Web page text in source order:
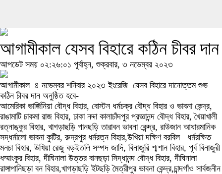
আগামীকাল যেসব বিহারে কঠিন চীবর দান
আপডেট সময় ০২:২৬:০১ পূর্বাহ্ন, শুক্রবার, ৩ নভেম্বর ২০২৩
আগামীকাল ৪ নভেম্বর শনিবার ২০২৩ ইংরেজি যেসব বিহারে দানোত্তম শুভ
কঠিন চীবর দান অনুষ্ঠিত হবে-
আমেরিকা ভার্জিনিয়া বৌদ্ধ বিহার, বোস্টন ধর্মচক্র বৌদ্ধ বিহার ও ভাবনা কেন্দ্র,
রাঙামাটি চাকমা রাজ বিহার, ঢাকা নদ্দা কালাচাঁদপুর প্রজ্ঞানন্দ বৌদ্ধ বিহার, খৈয়াখালী
রত্নাঙ্কুর বিহার, খাগড়াছড়ি পানছড়ি তারাবন ভাবনা কেন্দ্র, রাউজান আধারমানিক
সদ্ধর্মালো ভাবনা কুটির, রুদ্রপুর ধর্মরত্ন বিহার,উখিয়া দক্ষিণ বরবিল ধর্মরক্ষিত
মনচা বিহার, উখিয়া রেজু বড়ইতলি সম্পদ জাদি, বিনাজুরি শ্মশান বিহার, পূর্ব বিনাজুরী
ধম্মাংকুর বিহার, দীঘিনালা উত্তর বানছড়া সিদ্ধানন্দ বৌদ্ধ বিহার, দীঘিনালা
রাঙ্গাপানিছড়া বন বিহার,খাগড়াছড়ি ইটছড়ি মৈত্রীপুর ভাবনা কেন্দ্র,চান্দগাঁও সার্বজনীন